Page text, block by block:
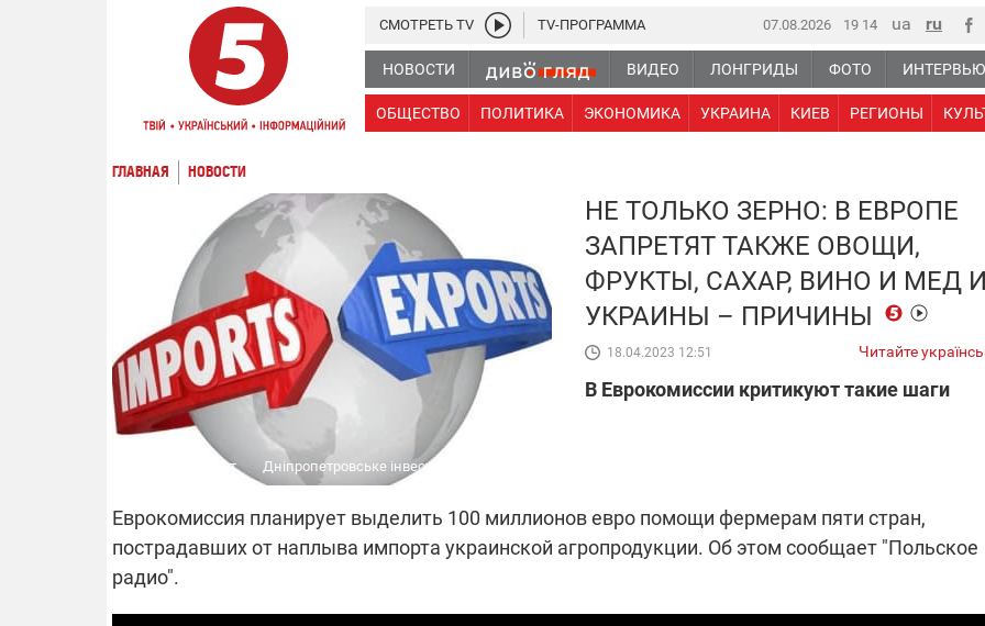
07.08.2026 19:14
НОВОСТИ ВИДЕО ЛОНГРИДЫ ФОТО ИНТЕРВЬЮ
ОБЩЕСТВО ПОЛИТИКА ЭКОНОМИКА УКРАИНА КИЕВ РЕГИОНЫ
СМОТРЕТЬ TV TV-ПРОГРАММА
ГЛАВНАЯ НОВОСТИ
Импорт-экспорт Дніпропетровське інвестиційне агентство
НЕ ТОЛЬКО ЗЕРНО: В ЕВРОПЕ
ЗАПРЕТЯТ ТАКЖЕ ОВОЩИ,
ФРУКТЫ, САХАР, ВИНО И МЕД
УКРАИНЫ – ПРИЧИНЫ
18.04.2023 12:51 Читайте
В Еврокомиссии критикуют такие шаги
Еврокомиссия планирует выделить 100 миллионов евро помощи фермерам пяти стран,
пострадавших от наплыва импорта украинской агропродукции. Об этом сообщает "Польское
радио".